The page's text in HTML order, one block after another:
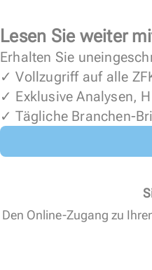
Lesen Sie weiter
Erhalten Sie
✓ Vollzugriff auf alle
✓ Exklusive Analysen,
✓ Tägliche Branchen-
Den Online-Zugang zu